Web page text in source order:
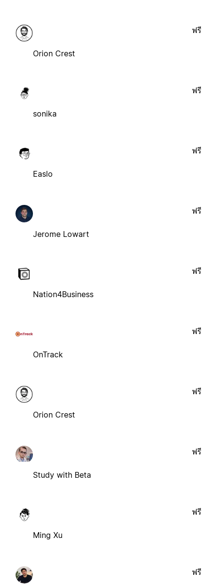
Orion Crest
ฟรี
sonika
ฟรี
Easlo
ฟรี
Jerome Lowart
ฟรี
Nation4Business
ฟรี
OnTrack
ฟรี
Orion Crest
ฟรี
Study with Beta
ฟรี
Ming Xu
ฟรี
ฟรี